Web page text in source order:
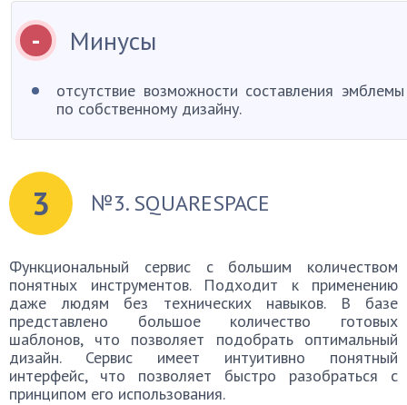
Минусы
отсутствие возможности составления эмблемы
по собственному дизайну.
3 №3. SQUARESPACE
Функциональный сервис с большим количеством
понятных инструментов. Подходит к применению
даже людям без технических навыков. В базе
представлено большое количество готовых
шаблонов, что позволяет подобрать оптимальный
дизайн. Сервис имеет интуитивно понятный
интерфейс, что позволяет быстро разобраться с
принципом его использования.